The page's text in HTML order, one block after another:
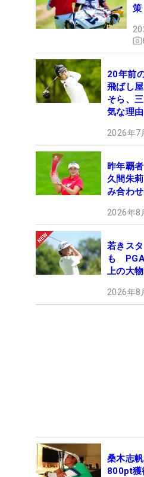
策
20年前
飛ばし
そら、
気な理
2026年7
昨年覇
久間朱
み合わ
2026年8
若きス
も PGA
上の大
2026年8
桑木志
800pt